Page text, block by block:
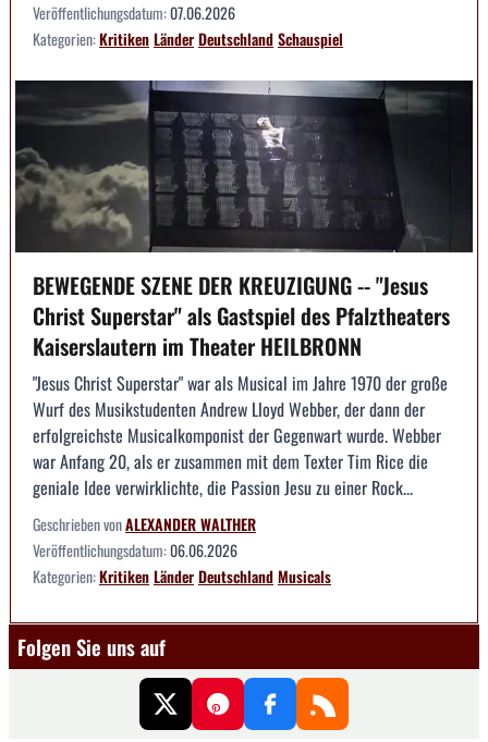
Veröffentlichungsdatum:07.06.2026
Kategorien:KritikenLänderDeutschlandSchauspiel
BEWEGENDE SZENE DER KREUZIGUNG -- "Jesus
Christ Superstar" als Gastspiel des Pfalztheaters
Kaiserslautern im Theater HEILBRONN
"Jesus Christ Superstar" war als Musical im Jahre 1970 der große
Wurf des Musikstudenten Andrew Lloyd Webber, der dann der
erfolgreichste Musicalkomponist der Gegenwart wurde. Webber
war Anfang 20, als er zusammen mit dem Texter Tim Rice die
geniale Idee verwirklichte, die Passion Jesu zu einer Rock...
Geschrieben vonALEXANDER WALTHER
Veröffentlichungsdatum:06.06.2026
Kategorien:KritikenLänderDeutschlandMusicals
Folgen Sie uns auf